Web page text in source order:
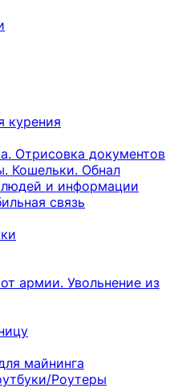
курения
Отрисовка документов
Кошельки. Обнал
и информации
связь
армии. Увольнение из
майнинга
Роутеры